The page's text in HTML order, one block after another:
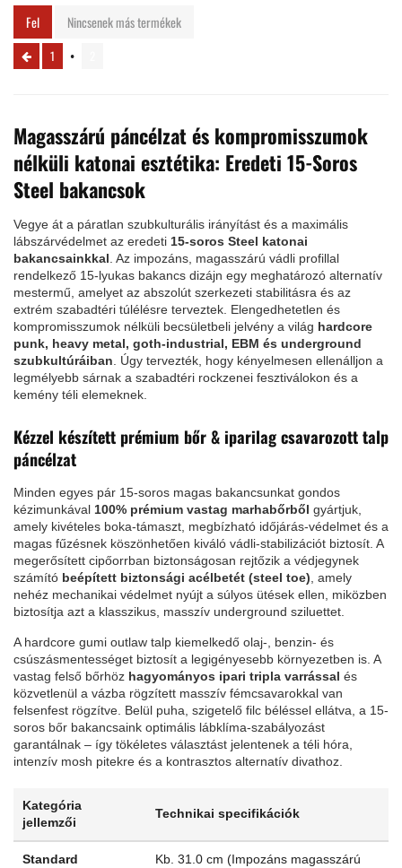
Fel Nincsenek más termékek
1
Magasszárú páncélzat és kompromisszumok
nélküli katonai esztétika: Eredeti 15-Soros
Steel bakancsok
Vegye át a páratlan szubkulturális irányítást és a maximális
lábszárvédelmet az eredeti 15-soros Steel katonai
bakancsainkkal . Az impozáns, magasszárú vádli profillal
rendelkező 15-lyukas bakancs dizájn egy meghatározó alternatív
mestermű, amelyet az abszolút szerkezeti stabilitásra és az
extrém szabadtéri túlélésre terveztek. Elengedhetetlen és
kompromisszumok nélküli becsületbeli jelvény a világ hardcore
punk, heavy metal, goth-industrial, EBM és underground
szubkultúráiban . Úgy tervezték, hogy kényelmesen ellenálljon a
legmélyebb sárnak a szabadtéri rockzenei fesztiválokon és a
kemény téli elemeknek.
Kézzel készített prémium bőr & iparilag csavarozott talp
páncélzat
Minden egyes pár 15-soros magas bakancsunkat gondos
kézimunkával 100% prémium vastag marhabőrből gyártjuk,
amely kivételes boka-támaszt, megbízható időjárás-védelmet és a
magas fűzésnek köszönhetően kiváló vádli-stabilizációt biztosít. A
megerősített cipőorrban biztonságosan rejtőzik a védjegynek
számító beépített biztonsági acélbetét (steel toe) , amely
nehéz mechanikai védelmet nyújt a súlyos ütések ellen, miközben
biztosítja azt a klasszikus, masszív underground sziluettet.
A hardcore gumi outlaw talp kiemelkedő olaj-, benzin- és
csúszásmentességet biztosít a legigényesebb környezetben is. A
vastag felső bőrhöz hagyományos ipari tripla varrással és
közvetlenül a vázba rögzített masszív fémcsavarokkal van
felsenfest rögzítve. Belül puha, szigetelő filc béléssel ellátva, a 15-
soros bőr bakancsaink optimális lábklíma-szabályozást
garantálnak – így tökéletes választást jelentenek a téli hóra,
intenzív mosh pitekre és a kontrasztos alternatív divathoz.
Kategória
jellemzői
Technikai specifikációk
Standard
Kb. 31.0 cm (Impozáns magasszárú